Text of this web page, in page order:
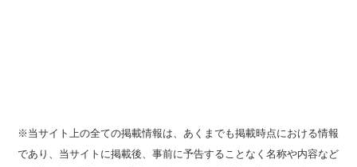
※当サイト上の全ての掲載情報は、あくまでも掲載時点における情報
であり、当サイトに掲載後、事前に予告することなく名称や内容など